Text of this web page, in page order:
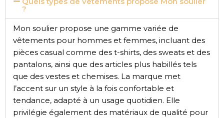
?
Mon soulier propose une gamme variée de
vêtements pour hommes et femmes, incluant des
pièces casual comme des t-shirts, des sweats et des
pantalons, ainsi que des articles plus habillés tels
que des vestes et chemises. La marque met
l’accent sur un style à la fois confortable et
tendance, adapté à un usage quotidien. Elle
privilégie également des matériaux de qualité pour